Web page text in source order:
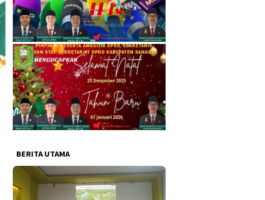
BERITA UTAMA